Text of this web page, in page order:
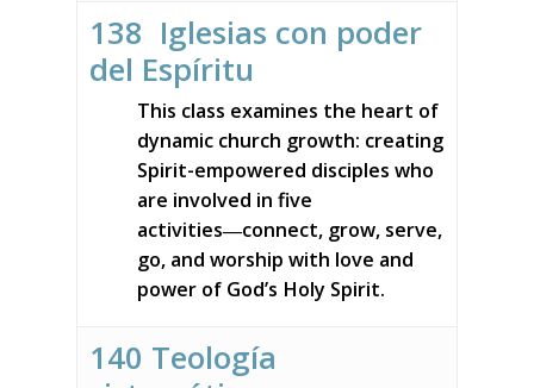
138 Iglesias con poder
del Espíritu
This class examines the heart of
dynamic church growth: creating
Spirit-empowered disciples who
are involved in five
activities―connect, grow, serve,
go, and worship with love and
power of God’s Holy Spirit.
140 Teología